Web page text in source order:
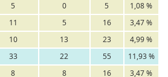
5 0 5
1,08 %
11 5 16
3,47 %
10 13 23
4,99 %
33 22 55
11,93 %
8 8 16
3,47 %